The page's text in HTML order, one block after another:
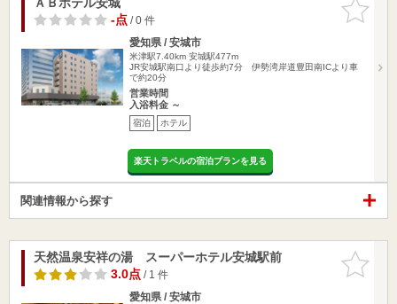
りに追加
-点/ 0 件
愛知県 / 安城市
米津駅7.40km 安城駅477m
JR安城駅南口より徒歩約7分 伊勢湾岸道豊田南ICより車
で約20分
営業時間
入浴料金 ～
宿泊 ホテル
楽天トラベルの宿泊プランを見る
関連情報から探す
お気に入
りに追加
天然温泉安祥の湯 スーパーホテル安城駅前
3.0点/ 1 件
愛知県 / 安城市